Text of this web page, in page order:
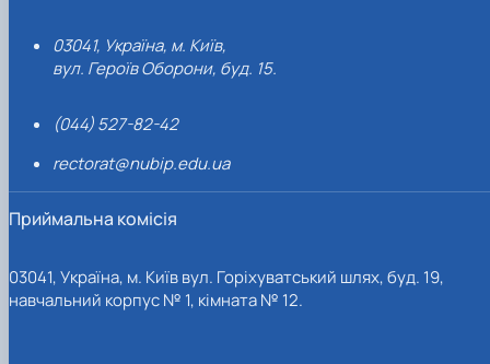
03041, Україна, м. Київ,
вул. Героїв Оборони, буд. 15.
(044) 527-82-42
rectorat@nubip.edu.ua
Приймальна комісія
03041, Україна, м. Київ вул. Горіхуватський шлях, буд. 19,
навчальний корпус № 1, кімната № 12.